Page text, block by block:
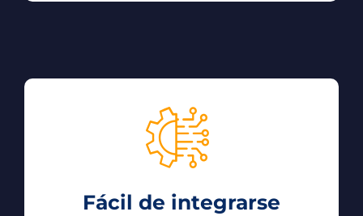
Fácil de integrarse